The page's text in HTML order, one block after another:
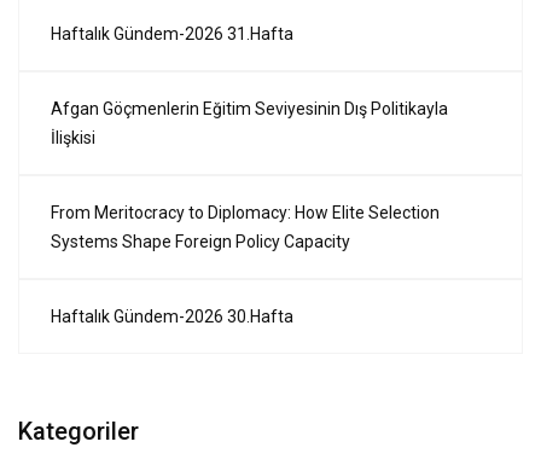
Haftalık Gündem-2026 31.Hafta
Afgan Göçmenlerin Eğitim Seviyesinin Dış Politikayla
İlişkisi
From Meritocracy to Diplomacy: How Elite Selection
Systems Shape Foreign Policy Capacity
Haftalık Gündem-2026 30.Hafta
Kategoriler